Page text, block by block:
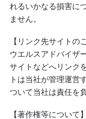
れるいかなる損害に
ません。
【リンク先サイトの
ウエルスアドバイザ
サイトなどへリンク
トは当社が管理運営
ついて当社は責任を
【著作権等について】